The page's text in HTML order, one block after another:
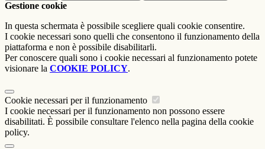
Gestione cookie
In questa schermata è possibile scegliere quali cookie consentire.
I cookie necessari sono quelli che consentono il funzionamento della
piattaforma e non è possibile disabilitarli.
Per conoscere quali sono i cookie necessari al funzionamento potete
visionare la COOKIE POLICY.
Cookie necessari per il funzionamento
I cookie necessari per il funzionamento non possono essere
disabilitati. È possibile consultare l'elenco nella pagina della cookie
policy.